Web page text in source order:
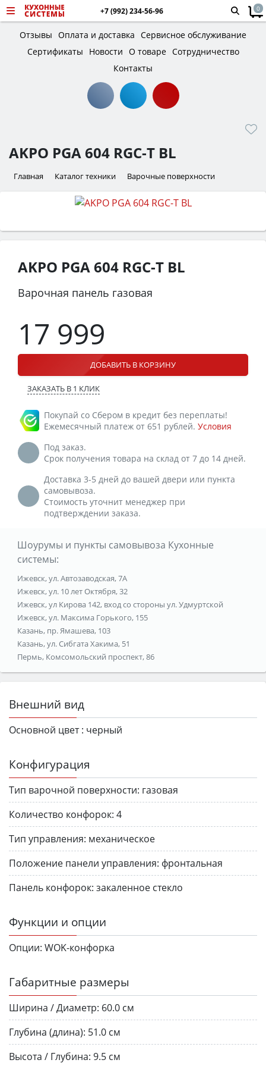
+7 (992) 234-56-96 0
Отзывы Оплата и доставка Сервисное обслуживание
Сертификаты
Новости О товаре Сотрудничество
Контакты
AKPO PGA 604 RGC-T BL
Главная Каталог техники Варочные поверхности
AKPO PGA 604 RGC-T BL
Варочная панель газовая
17 999
ДОБАВИТЬ В КОРЗИНУ
ЗАКАЗАТЬ В 1 КЛИК
Покупай со Сбером в кредит без переплаты!
Ежемесячный платеж от 651 рублей. Условия
Под заказ.
Срок получения товара на склад от 7 до 14 дней.
Доставка 3-5 дней до вашей двери или пункта
самовывоза.
Стоимость уточнит менеджер при
подтверждении заказа.
Шоурумы и пункты самовывоза Кухонные
системы:
Ижевск, ул. Автозаводская, 7А
Ижевск, ул. 10 лет Октября, 32
Ижевск, ул Кирова 142, вход со стороны ул. Удмуртской
Ижевск, ул. Максима Горького, 155
Казань, пр. Ямашева, 103
Казань, ул. Сибгата Хакима, 51
Пермь, Комсомольский проспект, 86
Внешний вид
Основной цвет : черный
Конфигурация
Тип варочной поверхности: газовая
Количество конфорок: 4
Тип управления: механическое
Положение панели управления: фронтальная
Панель конфорок: закаленное стекло
Функции и опции
Опции: WOK-конфорка
Габаритные размеры
Ширина / Диаметр: 60.0 см
Глубина (длина): 51.0 см
Высота / Глубина: 9.5 см